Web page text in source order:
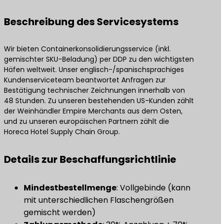
Beschreibung des Servicesystems
Wir bieten Containerkonsolidierungsservice (inkl.
gemischter SKU-Beladung) per DDP zu den wichtigsten
Häfen weltweit. Unser englisch-/spanischsprachiges
Kundenserviceteam beantwortet Anfragen zur
Bestätigung technischer Zeichnungen innerhalb von
48 Stunden. Zu unseren bestehenden US-Kunden zählt
der Weinhändler Empire Merchants aus dem Osten,
und zu unseren europäischen Partnern zählt die
Horeca Hotel Supply Chain Group.
Details zur Beschaffungsrichtlinie
​Mindestbestellmenge​​: Vollgebinde (kann
mit unterschiedlichen Flaschengrößen
gemischt werden)